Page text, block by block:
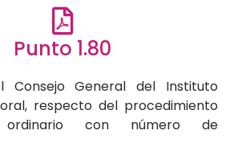
Punto 1.80
Consejo General del Instituto
respecto del procedimiento
ordinario con número de